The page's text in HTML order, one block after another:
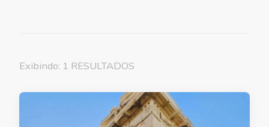
Exibindo: 1 RESULTADOS